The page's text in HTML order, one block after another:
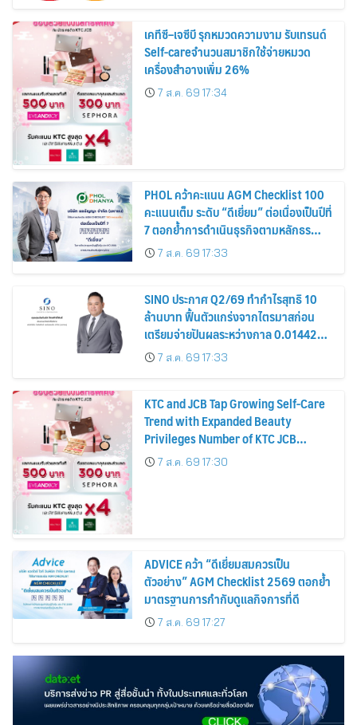
เคทีซี–เจซีบี รุกหมวดความงาม รับเทรนด์
Self-careจำนวนสมาชิกใช้จ่ายหมวด
เครื่องสำอางเพิ่ม 26%
7 ส.ค. 69 17:34
PHOL คว้าคะแนน AGM Checklist 100
คะแนนเต็ม ระดับ “ดีเยี่ยม” ต่อเนื่องเป็นปีที่
7 ตอกย้ำการดำเนินธุรกิจตามหลักธร
รมาภิบาล โปร่งใส สร้างความเชื่อมั่นผู้ถือ
หุ้น
7 ส.ค. 69 17:33
SINO ประกาศ Q2/69 ทำกำไรสุทธิ 10
ล้านบาท ฟื้นตัวแกร่งจากไตรมาสก่อน
เตรียมจ่ายปันผลระหว่างกาล 0.014423
บาทต่อหุ้น ครึ่งปีหลังมุ่งเติบโตต่อเนื่อง
7 ส.ค. 69 17:33
KTC and JCB Tap Growing Self-Care
Trend with Expanded Beauty
Privileges Number of KTC JCB
Cardmembers Spending on
Cosmetics Rises 26%
7 ส.ค. 69 17:30
ADVICE คว้า “ดีเยี่ยมสมควรเป็น
ตัวอย่าง” AGM Checklist 2569 ตอกย้ำ
มาตรฐานการกำกับดูแลกิจการที่ดี
7 ส.ค. 69 17:27